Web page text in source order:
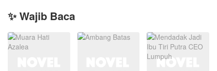
✨ Wajib Baca